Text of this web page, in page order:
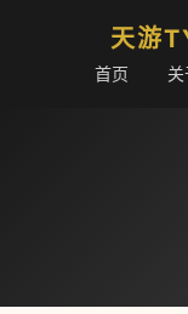
天游
首页